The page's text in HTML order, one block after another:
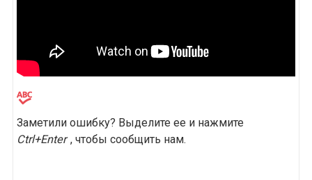
Заметили ошибку? Выделите ее и нажмите
Ctrl+Enter , чтобы сообщить нам.